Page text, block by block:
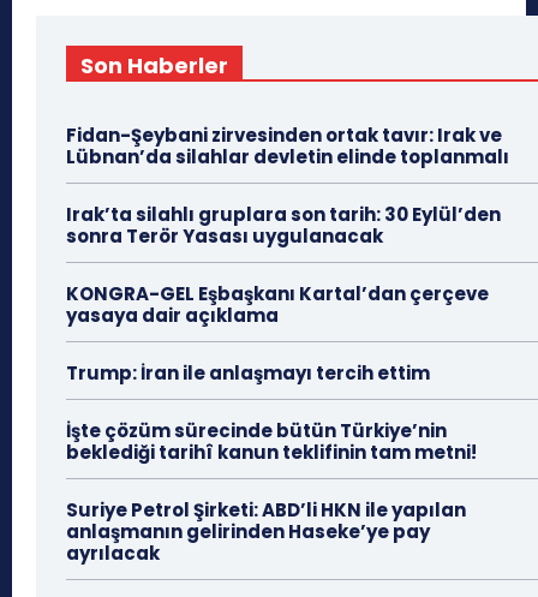
Son Haberler
Fidan-Şeybani zirvesinden ortak tavır: Irak ve
Lübnan’da silahlar devletin elinde toplanmalı
Irak’ta silahlı gruplara son tarih: 30 Eylül’den
sonra Terör Yasası uygulanacak
KONGRA-GEL Eşbaşkanı Kartal’dan çerçeve
yasaya dair açıklama
Trump: İran ile anlaşmayı tercih ettim
İşte çözüm sürecinde bütün Türkiye’nin
beklediği tarihî kanun teklifinin tam metni!
Suriye Petrol Şirketi: ABD’li HKN ile yapılan
anlaşmanın gelirinden Haseke’ye pay
ayrılacak